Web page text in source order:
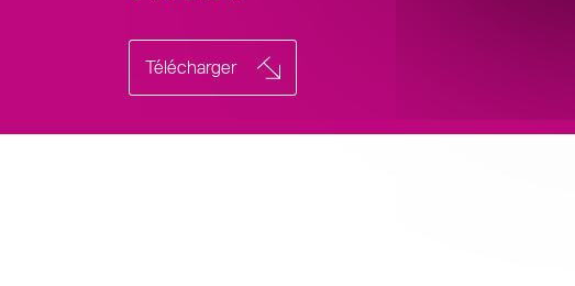
Télécharger